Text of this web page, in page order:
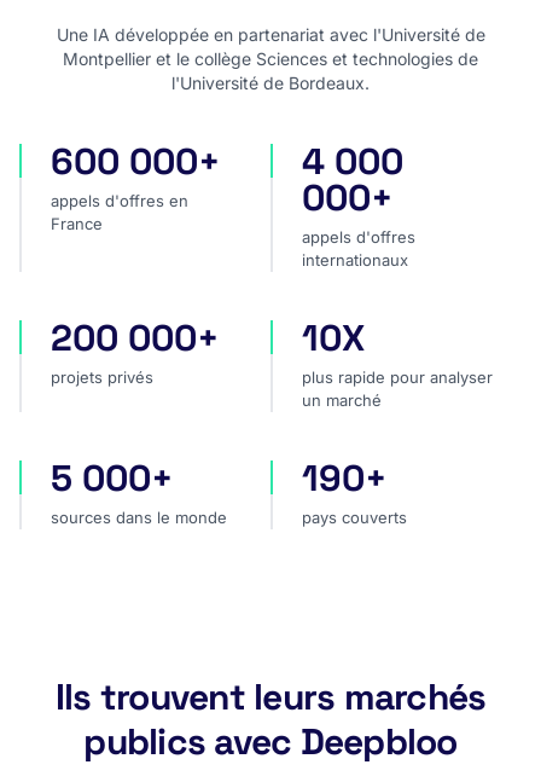
Une IA développée en partenariat avec l'Université de
Montpellier et le collège Sciences et technologies de
l'Université de Bordeaux.
appels d'offres en France
600 000+
appels d'offres en
France
appels d'offres
4 000
000+
appels d'offres
internationaux
projets privés
200 000+
projets privés
plus rapide pour analyser
10X
plus rapide pour analyser
un marché
sources dans le monde
5 000+
sources dans le monde
pays couverts
190+
pays couverts
Ils trouvent leurs marchés
publics avec Deepbloo